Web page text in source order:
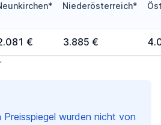
wurden nicht von
Niederösterreich*
€ 3.885 €